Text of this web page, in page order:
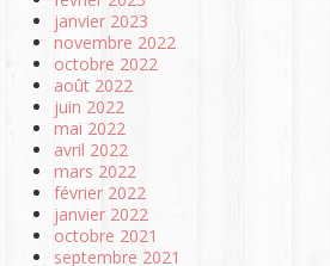
janvier 2023
novembre 2022
octobre 2022
août 2022
juin 2022
mai 2022
avril 2022
mars 2022
février 2022
janvier 2022
octobre 2021
septembre 2021